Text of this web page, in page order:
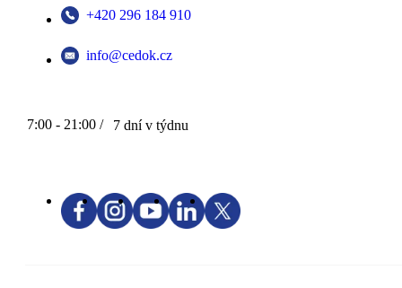
+420 296 184 910
info@cedok.cz
7:00 - 21:00 / 7 dní v týdnu